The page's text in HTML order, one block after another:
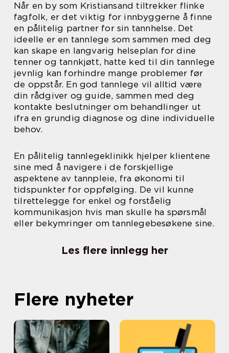
Når en by som Kristiansand tiltrekker flinke
fagfolk, er det viktig for innbyggerne å finne
en pålitelig partner for sin tannhelse. Det
ideelle er en tannlege som sammen med deg
kan skape en langvarig helseplan for dine
tenner og tannkjøtt, hatte ked til din tannlege
jevnlig kan forhindre mange problemer før
de oppstår. En god tannlege vil alltid være
din rådgiver og guide, sammen med deg
kontakte beslutninger om behandlinger ut
ifra en grundig diagnose og dine individuelle
behov.
En pålitelig tannlegeklinikk hjelper klientene
sine med å navigere i de forskjellige
aspektene av tannpleie, fra økonomi til
tidspunkter for oppfølging. De vil kunne
tilrettelegge for enkel og forståelig
kommunikasjon hvis man skulle ha spørsmål
eller bekymringer om tannlegebesøkene sine.
Les flere innlegg her
Flere nyheter